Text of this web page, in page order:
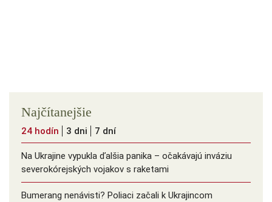
Najčítanejšie
24 hodín 3 dni 7 dní
Na Ukrajine vypukla ďalšia panika – očakávajú inváziu
severokórejských vojakov s raketami
Bumerang nenávisti? Poliaci začali k Ukrajincom